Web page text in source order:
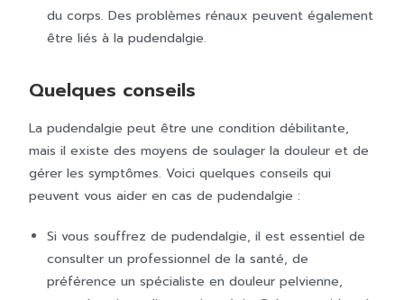
du corps. Des problèmes rénaux peuvent également
être liés à la pudendalgie.
Quelques conseils
La pudendalgie peut être une condition débilitante,
mais il existe des moyens de soulager la douleur et de
gérer les symptômes. Voici quelques conseils qui
peuvent vous aider en cas de pudendalgie :
Si vous souffrez de pudendalgie, il est essentiel de
consulter un professionnel de la santé, de
préférence un spécialiste en douleur pelvienne,